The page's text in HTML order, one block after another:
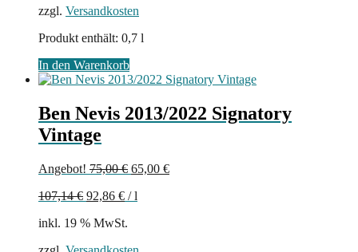
zzgl. Versandkosten
Produkt enthält: 0,7 l
In den Warenkorb
Ben Nevis 2013/2022 Signatory
Vintage
Angebot! 75,00€ Ursprünglicher
war:
65,00 €Aktueller
107,14€ 92,86 € /l
inkl. 19 % MwSt.